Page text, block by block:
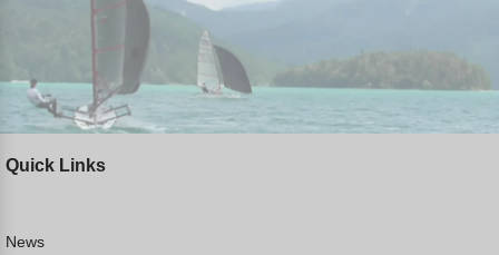
Quick Links
News